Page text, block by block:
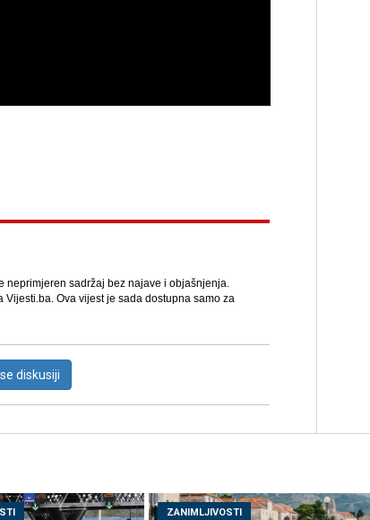
neprimjeren sadržaj bez najave i objašnjenja.
Ova vijest je sada dostupna samo za
diskusiji
ZANIMLJIVOSTI